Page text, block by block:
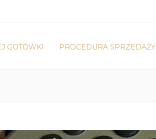
GOTÓWKI PROCEDURA SPRZEDAŻY